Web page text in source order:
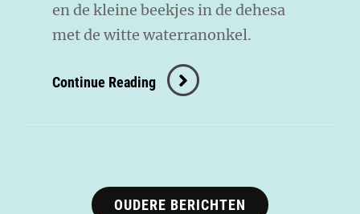
en de kleine beekjes in de dehesa
met de witte waterranonkel.
Continue Reading
OUDERE BERICHTEN